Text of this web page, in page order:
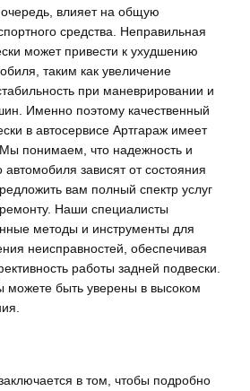
влияет на общую
средства. Неправильная
может привести к ухудшению
таким как увеличение
при маневрировании и
Именно поэтому качественный
в автосервисе Артгараж имеет
понимаем, что надежность и
автомобиля зависят от состояния
вам полный спектр услуг
Наши специалисты
методы и инструменты для
неисправностей, обеспечивая
работы задней подвески.
быть уверены в высоком
в том, чтобы подробно